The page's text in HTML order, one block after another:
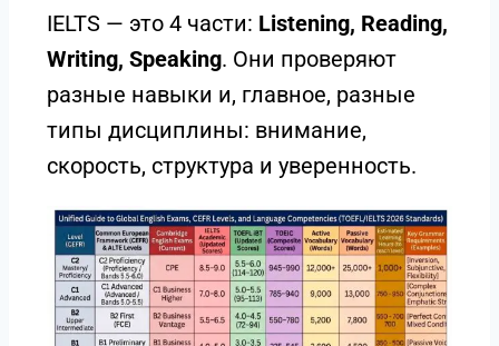
IELTS — это 4 части: Listening, Reading,
Writing, Speaking. Они проверяют
разные навыки и, главное, разные
типы дисциплины: внимание,
скорость, структура и уверенность.